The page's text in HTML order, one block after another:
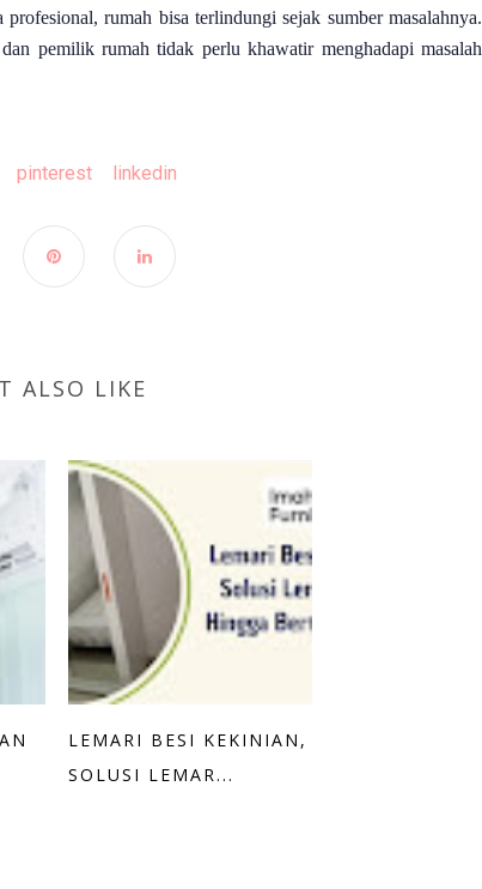
rumah bisa terlindungi sejak sumber masalahnya.
pemilik rumah tidak perlu khawatir menghadapi masalah
pinterest linkedin
ALSO LIKE
LEMARI BESI KEKINIAN,
SOLUSI LEMAR...